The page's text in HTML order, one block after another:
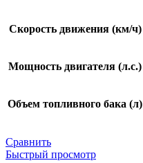
Скорость движения (км/ч)
Мощность двигателя (л.с.)
Объем топливного бака (л)
Сравнить
Быстрый просмотр